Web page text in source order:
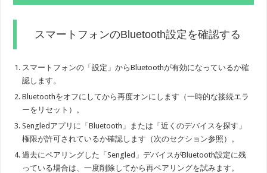
スマートフォンのBluetooth設定を確認する
スマートフォンの「設定」からBluetoothが有効になっているか確
認します。
Bluetoothをオフにしてから再度オンにします（一時的な接続エラ
ーをリセット）。
Sengledアプリに「Bluetooth」または「近くのデバイスを探す」
権限が許可されているか確認します（次のセクション参照）。
過去にペアリングした「Sengled」デバイスがBluetooth設定に残
っている場合は、一度削除してから再ペアリングを試みます。